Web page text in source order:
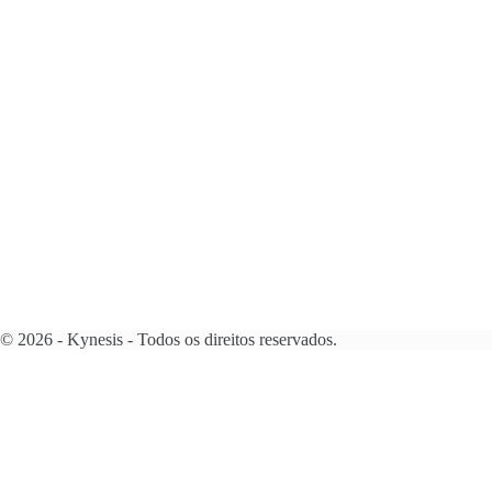
© 2026 - Kynesis - Todos os direitos reservados.